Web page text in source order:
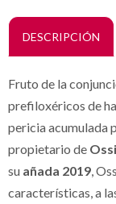
DESCRIPCIÓN
Fruto de la
prefiloxéricos de
pericia acumulada
propietario de
su añada 2019 ,
características, a